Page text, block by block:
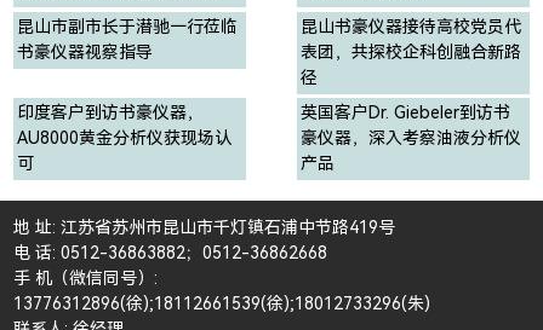
昆山市副市长于潜驰一行莅临
书豪仪器视察指导
昆山书豪仪器接待高校党员代
表团，共探校企科创融合新路
径
印度客户到访书豪仪器，
AU8000黄金分析仪获现场认
可
英国客户Dr. Giebeler到访书
豪仪器，深入考察油液分析仪
产品
地 址: 江苏省苏州市昆山市千灯镇石浦中节路419号
电 话: 0512-36863882；0512-36862668
手 机（微信同号）:
13776312896(徐);18112661539(徐);18012733296(朱)